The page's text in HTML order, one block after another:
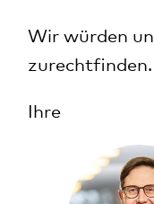
Wir würden
zurechtfinden.
Ihre